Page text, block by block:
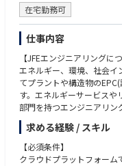
在宅勤務可
仕事内容
【JFEエンジニアリングにつ
エネルギー、環境、社会イ
てプラントや構造物の
す。エネルギーサービスや
部門を持つエンジニアリン
造物を国内外に提供してい
また、同業界の中でもIT投
発者としても、
幅広いキャリアパスを描い
求める経験 / スキル
【必須条件】
クラウドプラットフォーム